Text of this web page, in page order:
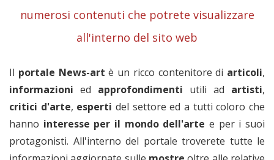
numerosi contenuti che potrete visualizzare
all'interno del sito web
Il portale News-art è un ricco contenitore di articoli,
informazioni ed approfondimenti utili ad artisti,
critici d'arte, espertidel settore ed a tutti coloro che
hanno interesse per il mondo dell'arte e per i suoi
protagonisti. All'interno del portale troverete tutte le